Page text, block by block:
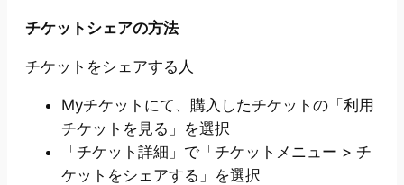
チケットシェアの方法
チケットをシェアする人
Myチケットにて、購入したチケットの「利用
チケットを見る」を選択
「チケット詳細」で「チケットメニュー > チ
ケットをシェアする」を選択